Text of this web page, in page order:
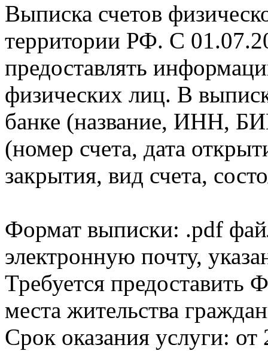
Выписка счетов
территории РФ. С
предоставлять
физических лиц. В
банке (название, ИНН,
(номер счета, дата
закрытия, вид счета,
Формат выписки: .pdf
электронную почту,
Требуется
места жительства
Срок оказания услуги: от